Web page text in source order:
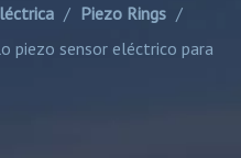
/ Piezo Rings /
piezo sensor eléctrico para